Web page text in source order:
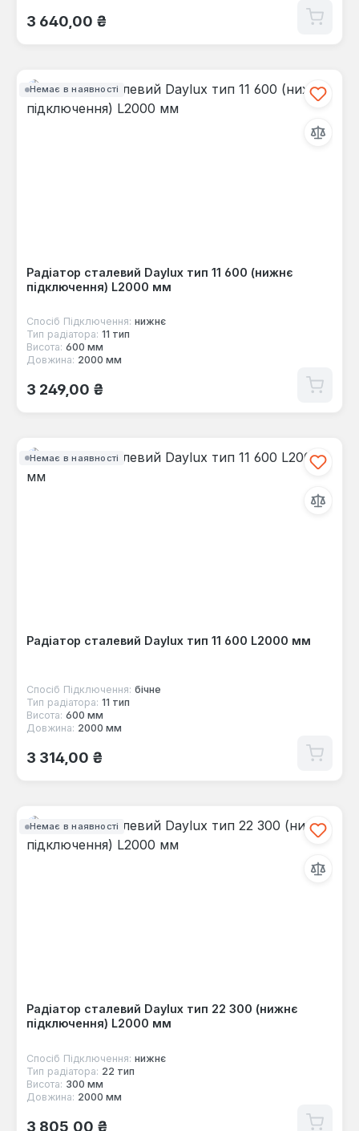
Звичайна ціна:
3 640,00 ₴
Немає в наявності
Радіатор сталевий Daylux тип 11 600 (нижнє
підключення) L2000 мм
Спосіб Підключення: нижнє
Тип радіатора: 11 тип
Висота: 600 мм
Довжина: 2000 мм
Звичайна ціна:
3 249,00 ₴
Немає в наявності
Радіатор сталевий Daylux тип 11 600 L2000 мм
Спосіб Підключення: бічне
Тип радіатора: 11 тип
Висота: 600 мм
Довжина: 2000 мм
Звичайна ціна:
3 314,00 ₴
Немає в наявності
Радіатор сталевий Daylux тип 22 300 (нижнє
підключення) L2000 мм
Спосіб Підключення: нижнє
Тип радіатора: 22 тип
Висота: 300 мм
Довжина: 2000 мм
Звичайна ціна:
3 805,00 ₴